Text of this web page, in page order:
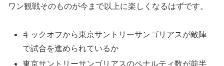
ワン観戦そのものが今まで以上に楽しくなるはずです。
キックオフから東京サントリーサンゴリアスが敵陣
で試合を進められているか
東京サントリーサンゴリアスのペナルティ数が前半